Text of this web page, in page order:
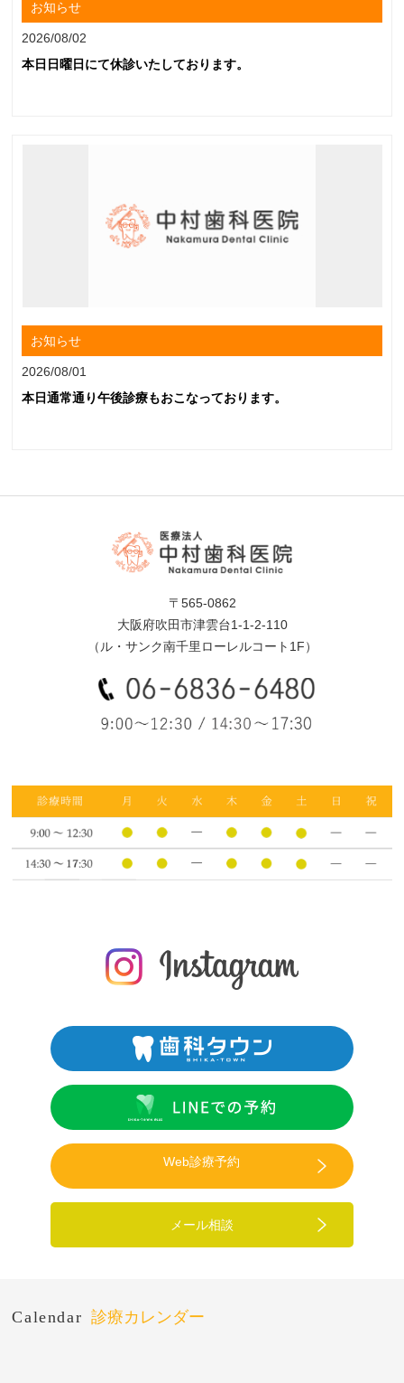
お知らせ
2026/08/02
本日日曜日にて休診いたしております。
お知らせ
2026/08/01
本日通常通り午後診療もおこなっております。
〒565-0862
大阪府吹田市津雲台1-1-2-110
（ル・サンク南千里ローレルコート1F）
Web診療予約
メール相談
Calendar 診療カレンダー